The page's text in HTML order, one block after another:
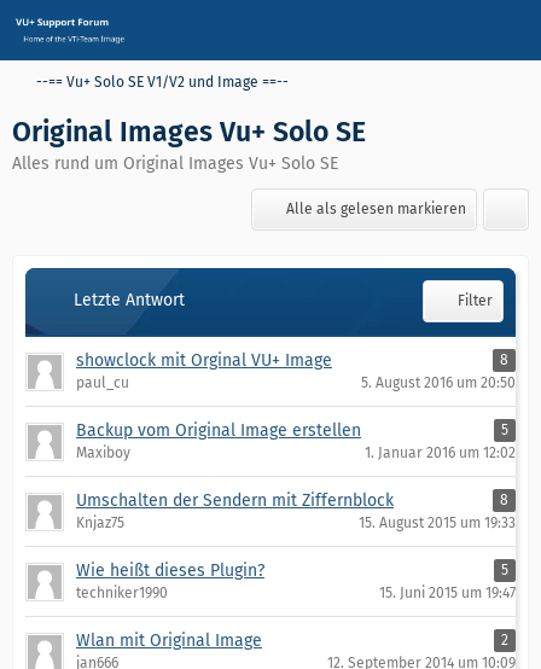
--== Vu+ Solo SE V1/V2 und Image ==--
Original Images Vu+ Solo SE
Alles rund um Original Images Vu+ Solo SE
Alle als gelesen markieren
Letzte Antwort Filter
showclock mit Orginal VU+ Image
8
paul_cu
5. August 2016 um 20:50
Backup vom Original Image erstellen
5
Maxiboy
1. Januar 2016 um 12:02
Umschalten der Sendern mit Ziffernblock
8
Knjaz75
15. August 2015 um 19:33
Wie heißt dieses Plugin?
5
techniker1990
15. Juni 2015 um 19:47
Wlan mit Original Image
2
jan666
12. September 2014 um 10:09